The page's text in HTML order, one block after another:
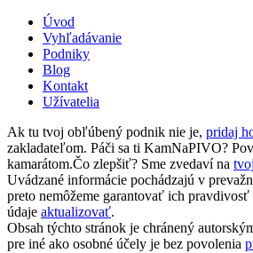
Úvod
Vyhľadávanie
Podniky
Blog
Kontakt
Užívatelia
Ak tu tvoj obľúbený podnik nie je, pridaj
zakladateľom. Páči sa ti KamNaPIVO?
kamarátom.Čo zlepšiť? Sme zvedaví na
Uvádzané informácie pochádzajú v
preto nemôžeme garantovať ich
údaje aktualizovať.
Obsah týchto stránok je chránený
pre iné ako osobné účely je bez povolenia